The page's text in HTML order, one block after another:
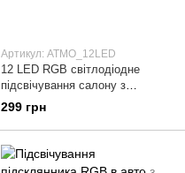
Артикул: ATMO_12LED
12 LED RGB світлодіодне
підсвічування салону з
пультом і мікрофоном (реагує
на звук) 16 режимів
299 грн